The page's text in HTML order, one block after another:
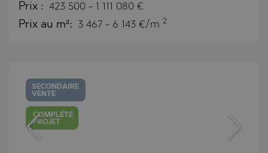
Prix : 423 500 - 1 111 080 €
Prix au m²: 3 467 - 6 143 €/m 2
SECONDAIRE
VENTE
COMPLÉTÉ
PROJET